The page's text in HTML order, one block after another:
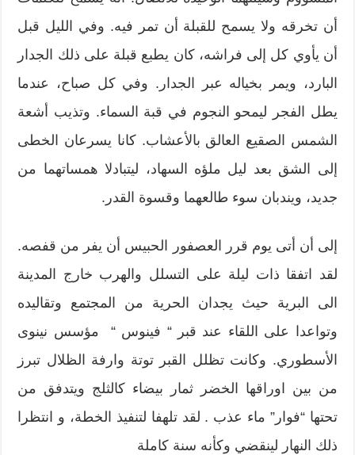
أن تخرقه ولا يسمح للقبلة أن تمر فيه. وفي الليل قبل
أن يأوي كل إلى فراشه، كان يطبع قبلة على ذلك الجدار
البارد، ويمر بخياله عبر الجدار. وفي كل صباح، عندما
يطل الفجر ليمحو النجوم في قبة السماء. وتذيب أشعة
الشمس الصقيع العالق بالأعشاب. كانا يسرعان الخطى
إلى الشق بعد ليل ملؤه السهاد، ليتبادلا همساتهما من
جديد، ويندبان سوء طالعهما وقسوة القدر.
إلى أن أتى يوم قرر العصفور الحبيس أن يفر من قفصه.
لقد اتفقا ذات ليلة على التسلل والهرب خارج المدينة
الى البرية حيث يجدان الحرية من المجتمع وتقاليده
وتواعدا على اللقاء عند قبر “ فينوس “ مؤسس نينوى
الأسطوري. وكانت تظلل القبر توتة وارفة الظلال تبرز
من بين اوراقها الخضر ثمار بيضاء كالثلج ويتدفق من
تحتها “فوار” ماء عذب . لقد تلهفا لتنفيذ الخطة، و انتظرا
ذلك النهار لينقضي وكأنه سنة كاملة